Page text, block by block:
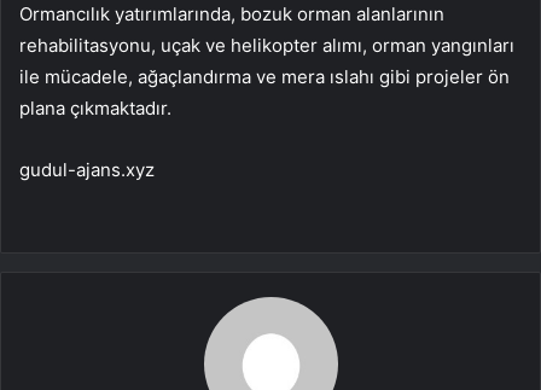
Ormancılık yatırımlarında, bozuk orman alanlarının
rehabilitasyonu, uçak ve helikopter alımı, orman yangınları
ile mücadele, ağaçlandırma ve mera ıslahı gibi projeler ön
plana çıkmaktadır.
gudul-ajans.xyz